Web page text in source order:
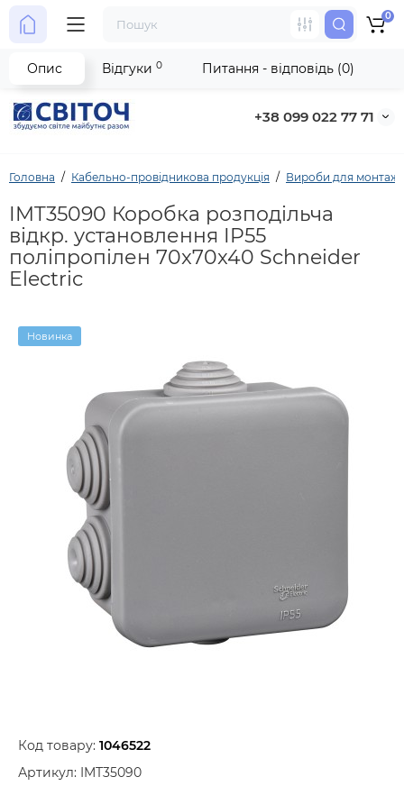
+38 099 022 77 71
0
Головна Кабельно-провідникова продукція Вироби для
IMT35090 Коробка розподільча
відкр. установлення IP55
поліпропілен 70x70x40 Schneider
Electric
Новинка
Код товару: 1046522
Артикул: IMT35090
Опис Відгуки 0 Питання - відповідь (0)